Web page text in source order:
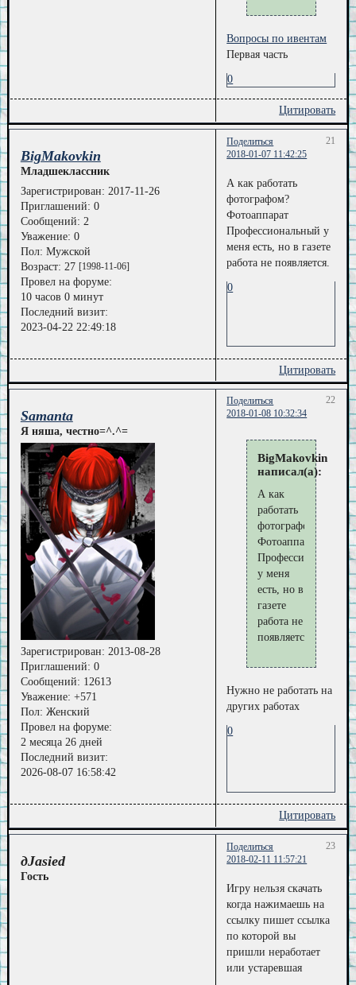
Вопросы по ивентам
Первая часть
0
Цитировать
Поделиться
21
2018-01-07 11:42:25
BigMakovkin
Младшеклассник
Зарегистрирован: 2017-11-26
Приглашений: 0
Сообщений: 2
Уважение: 0
Пол: Мужской
Возраст: 27 [1998-11-06]
Провел на форуме:
10 часов 0 минут
Последний визит:
2023-04-22 22:49:18
А как работать
фотографом?
Фотоаппарат
Профессиональный у
меня есть, но в газете
работа не появляется.
0
Цитировать
Поделиться
22
2018-01-08 10:32:34
Samanta
Я няша, честно=^.^=
Зарегистрирован: 2013-08-28
Приглашений: 0
Сообщений: 12613
Уважение: +571
Пол: Женский
Провел на форуме:
2 месяца 26 дней
Последний визит:
2026-08-07 16:58:42
BigMakovkin
написал(а):
А как
работать
фотографом?
Фотоаппарат
Профессиональный
у меня
есть, но в
газете
работа не
появляется.
Нужно не работать на
других работах
0
Цитировать
Поделиться
23
2018-02-11 11:57:21
дJasied
Гость
Игру нельзя скачать
когда нажимаешь на
ссылку пишет ссылка
по которой вы
пришли неработает
или устаревшая